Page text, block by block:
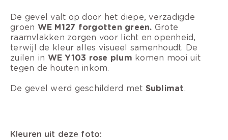
De gevel valt op door het diepe, verzadigde
groen WE M127 forgotten green. Grote
raamvlakken zorgen voor licht en openheid,
terwijl de kleur alles visueel samenhoudt. De
zuilen in WE Y103 rose plum komen mooi uit
tegen de houten inkom.
De gevel werd geschilderd met Sublimat.
Kleuren uit deze foto: